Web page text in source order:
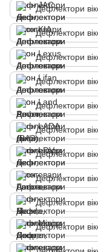
Дефлектори
Дефлектори
Дефлектори
Дефлектори
Дефлектори
Дефлектори
Дефлектори
Дефлектори
Дефлектори
Дефлектори